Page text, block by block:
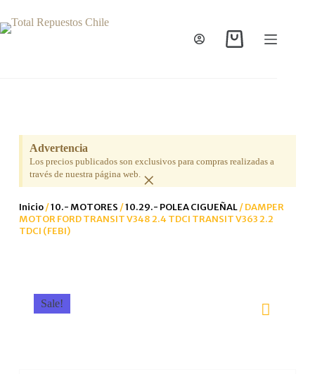
Advertencia
Los precios publicados son exclusivos para compras realizadas a
través de nuestra página web. ×
Inicio/10.- MOTORES /10.29.- POLEA CIGUEÑAL/ DAMPER
MOTOR FORD TRANSIT V348 2.4 TDCI TRANSIT V363 2.2
TDCI (FEBI)
Sale!